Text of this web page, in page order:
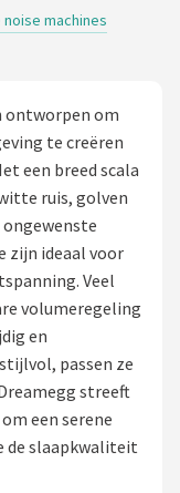
machines
ontworpen om
te creëren
een breed scala
ruis, golven
zijn ideaal voor
Veel
volumeregeling
en
passen ze
streeft
een serene
de slaapkwaliteit